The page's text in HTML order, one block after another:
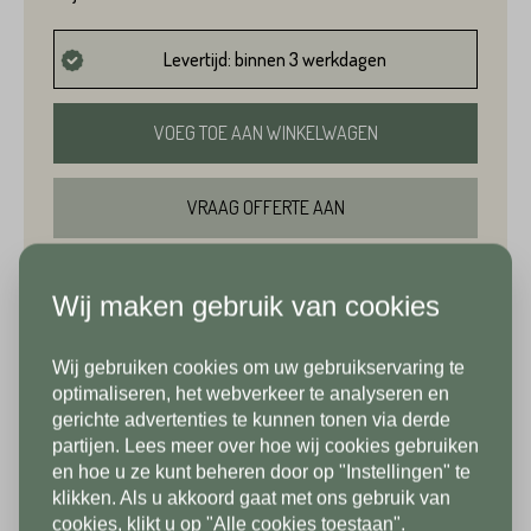
Levertijd: binnen 3 werkdagen
VOEG TOE AAN WINKELWAGEN
VRAAG OFFERTE AAN
Specificaties
Achternaam*
Telefoonnummer*
Land*
Emailadres*
Telefoonnummer*
Land*
Nederland
Postcode*
In verband met onze
vakantiesluiting zijn wij vanaf 1/8
tot en met 9/8 gesloten. Vanaf
10/8 zien we jullie graag weer bij
Wij maken gebruik van cookies
Wij gebruiken cookies om uw gebruikservaring te
optimaliseren, het webverkeer te analyseren en
gerichte advertenties te kunnen tonen via derde
partijen. Lees meer over hoe wij cookies gebruiken
en hoe u ze kunt beheren door op "Instellingen" te
klikken. Als u akkoord gaat met ons gebruik van
cookies, klikt u op "Alle cookies toestaan".